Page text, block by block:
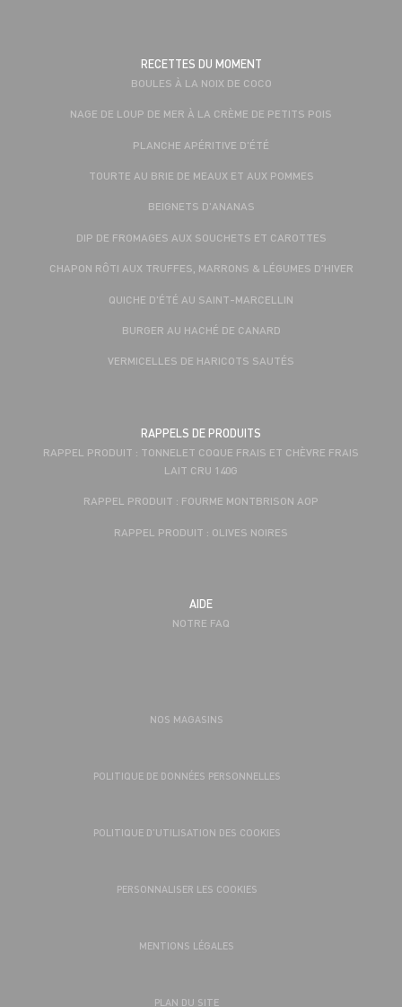
RECETTES DU MOMENT
BOULES À LA NOIX DE COCO
NAGE DE LOUP DE MER À LA CRÈME DE PETITS POIS
PLANCHE APÉRITIVE D'ÉTÉ
TOURTE AU BRIE DE MEAUX ET AUX POMMES
BEIGNETS D'ANANAS
DIP DE FROMAGES AUX SOUCHETS ET CAROTTES
CHAPON RÔTI AUX TRUFFES, MARRONS & LÉGUMES D’HIVER
QUICHE D'ÉTÉ AU SAINT-MARCELLIN
BURGER AU HACHÉ DE CANARD
VERMICELLES DE HARICOTS SAUTÉS
RAPPELS DE PRODUITS
RAPPEL PRODUIT : TONNELET COQUE FRAIS ET CHÈVRE FRAIS
LAIT CRU 140G
RAPPEL PRODUIT : FOURME MONTBRISON AOP
RAPPEL PRODUIT : OLIVES NOIRES
AIDE
NOTRE FAQ
NOS MAGASINS
POLITIQUE DE DONNÉES PERSONNELLES
POLITIQUE D’UTILISATION DES COOKIES
PERSONNALISER LES COOKIES
MENTIONS LÉGALES
PLAN DU SITE